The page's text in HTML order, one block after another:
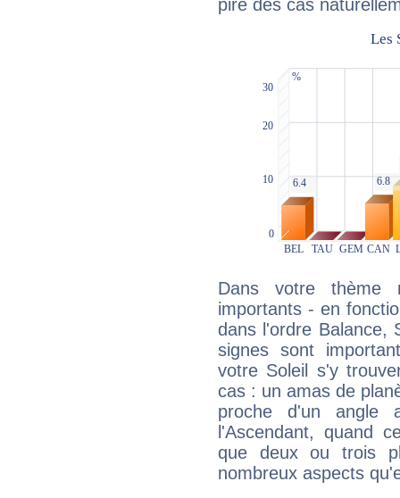
pire des cas
Dans votre thème
importants - en
dans l'ordre Balance,
signes sont
votre Soleil s'y
cas : un amas de
proche d'un
l'Ascendant, quand
que deux ou trois
nombreux aspects